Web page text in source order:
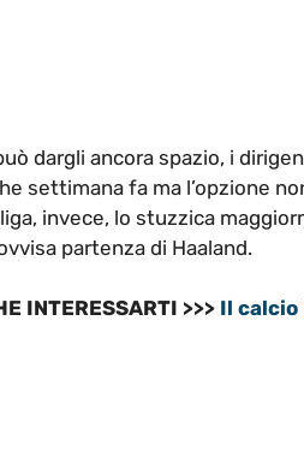
dargli ancora spazio, i
settimana fa ma l’opzione
invece, lo stuzzica
partenza di Haaland.
INTERESSARTI >>> Il calcio